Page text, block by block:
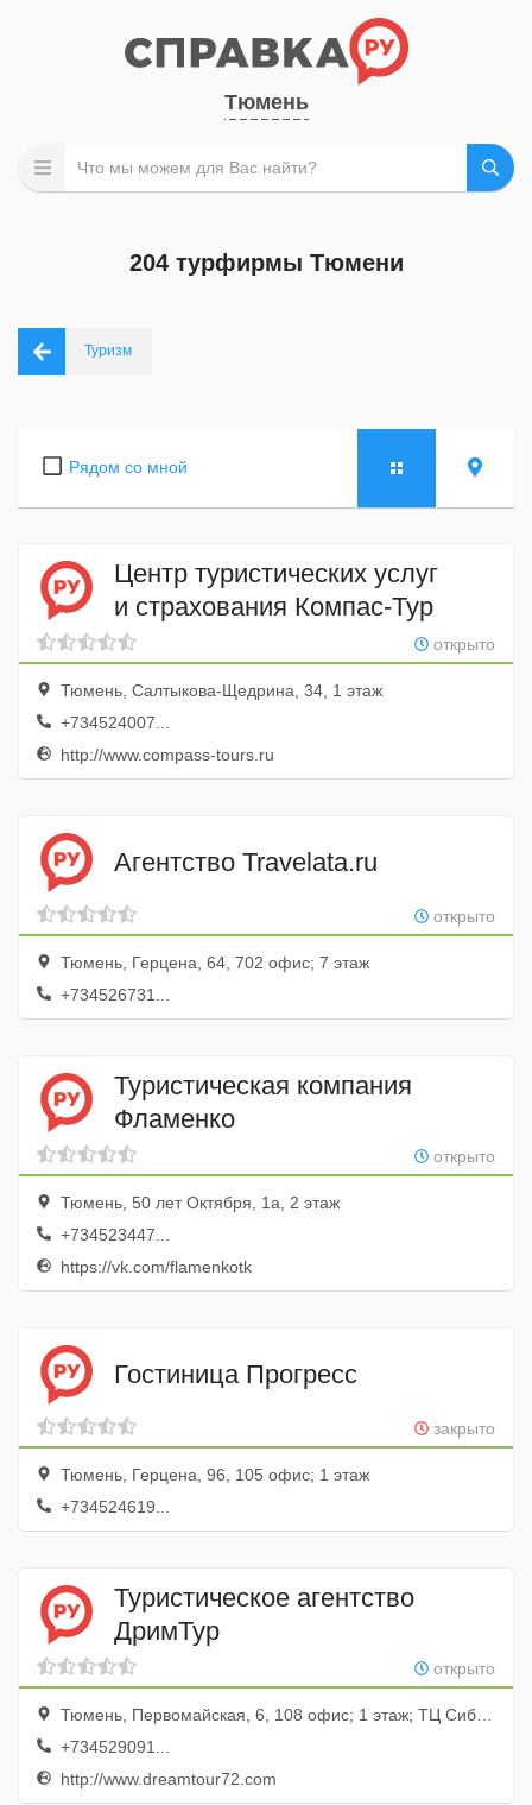
Тюмень
204 турфирмы Тюмени
Туризм
Рядом со мной
Центр туристических услуг
и страхования Компас-Тур
открыто
Тюмень, Салтыкова-Щедрина, 34, 1 этаж
+734524007...
http://www.compass-tours.ru
Агентство Travelata.ru
открыто
Тюмень, Герцена, 64, 702 офис; 7 этаж
+734526731...
Туристическая компания
Фламенко
открыто
Тюмень, 50 лет Октября, 1а, 2 этаж
+734523447...
https://vk.com/flamenkotk
Гостиница Прогресс
закрыто
Тюмень, Герцена, 96, 105 офис; 1 этаж
+734524619...
Туристическое агентство
ДримТур
открыто
Тюмень, Первомайская, 6, 108 офис; 1 этаж; ТЦ Сибирь
+734529091...
http://www.dreamtour72.com